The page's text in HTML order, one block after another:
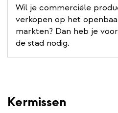
Wil je commerciële
verkopen op het
markten? Dan heb je
de stad nodig.
Kermissen